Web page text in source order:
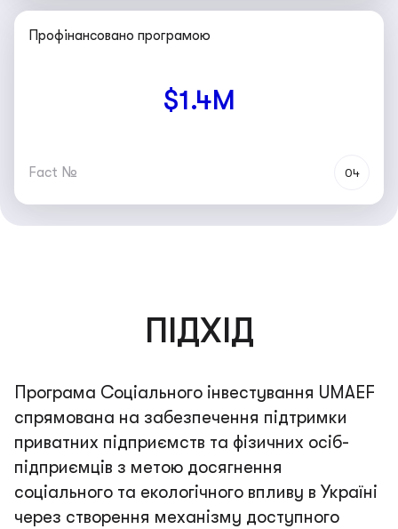
Профінансовано програмою
$1.4M
Fact № 04
ПІДХІД
Програма Соціального інвестування UMAEF
спрямована на забезпечення підтримки
приватних підприємств та фізичних осіб-
підприємців з метою досягнення
соціального та екологічного впливу в Україні
через створення механізму доступного